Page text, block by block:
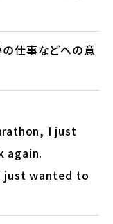
仕事などへの意
I just
again.
just wanted to